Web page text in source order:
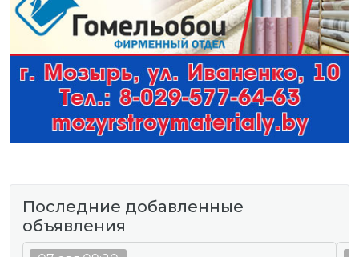
Последние добавленные
объявления